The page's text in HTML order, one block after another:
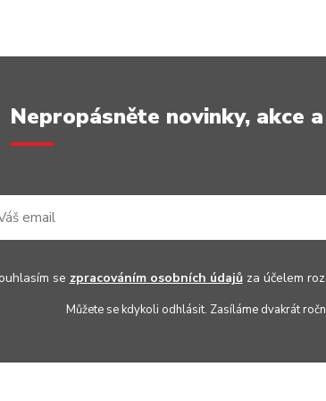
Nepropásněte novinky, akce
se zpracováním osobních údajůza účelem
Můžete se kdykoli odhlásit. Zasíláme dvakrát